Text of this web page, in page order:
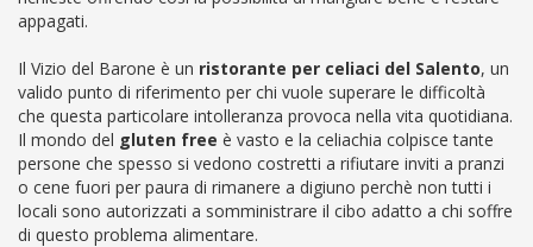
appagati.
Il Vizio del Barone è un ristorante per celiaci del Salento, un
valido punto di riferimento per chi vuole superare le difficoltà
che questa particolare intolleranza provoca nella vita quotidiana.
Il mondo del gluten free è vasto e la celiachia colpisce tante
persone che spesso si vedono costretti a rifiutare inviti a pranzi
o cene fuori per paura di rimanere a digiuno perchè non tutti i
locali sono autorizzati a somministrare il cibo adatto a chi soffre
di questo problema alimentare.